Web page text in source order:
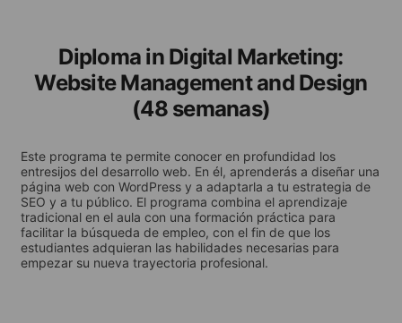
Diploma in Digital Marketing:
Website Management and Design
(48 semanas)
Este programa te permite conocer en profundidad los
entresijos del desarrollo web. En él, aprenderás a diseñar una
página web con WordPress y a adaptarla a tu estrategia de
SEO y a tu público. El programa combina el aprendizaje
tradicional en el aula con una formación práctica para
facilitar la búsqueda de empleo, con el fin de que los
estudiantes adquieran las habilidades necesarias para
empezar su nueva trayectoria profesional.